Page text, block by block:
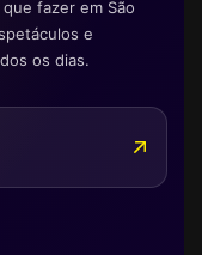
fazer em São
e
os dias.